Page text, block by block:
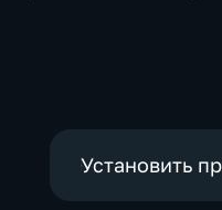
Установить